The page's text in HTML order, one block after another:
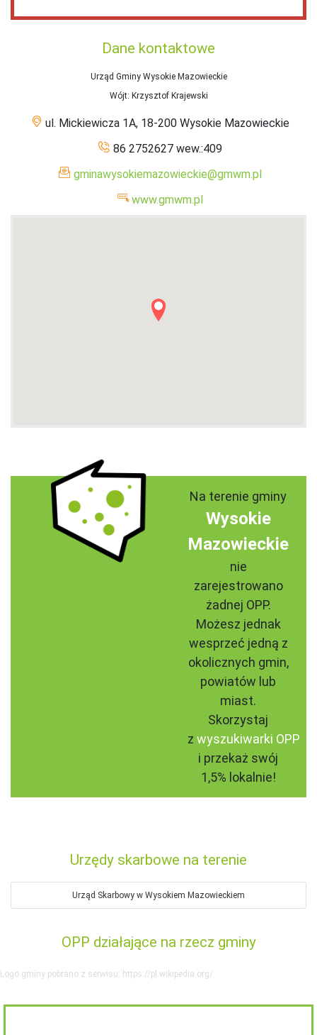
Dane kontaktowe
Urząd Gminy Wysokie Mazowieckie
Wójt: Krzysztof Krajewski
ul. Mickiewicza 1A, 18-200 Wysokie Mazowieckie
86 2752627 wew.:409
gminawysokiemazowieckie@gmwm.pl
www.gmwm.pl
Na terenie gminy
Wysokie
Mazowieckie
nie
zarejestrowano
żadnej OPP.
Możesz jednak
wesprzeć jedną z
okolicznych gmin,
powiatów lub
miast.
Skorzystaj
z wyszukiwarki OPP
i przekaż swój
1,5% lokalnie!
Urzędy skarbowe na terenie
Urząd Skarbowy w Wysokiem Mazowieckiem
OPP działające na rzecz gminy
Logo gminy pobrano z serwisu: https://pl.wikipedia.org/